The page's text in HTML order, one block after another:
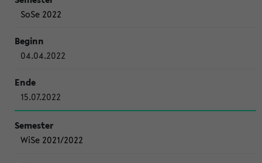
SoSe 2022
04.04.2022
15.07.2022
WiSe 2021/2022